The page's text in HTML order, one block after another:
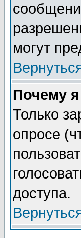
могут
Почему
Только
опросе
доступа.